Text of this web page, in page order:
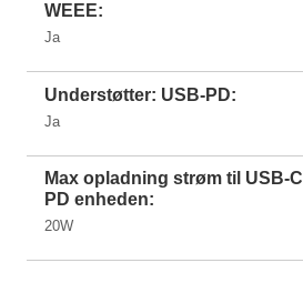
WEEE:
Ja
Understøtter: USB-PD:
Ja
Max opladning strøm til USB-C
PD enheden:
20W